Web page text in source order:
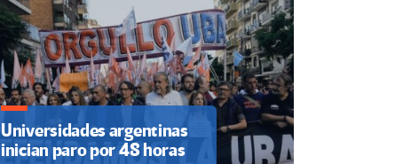
Universidades argentinas
inician paro por 48 horas